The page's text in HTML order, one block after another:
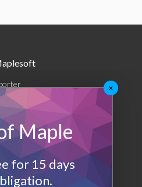
e-mail
×
Maple
for 15 days